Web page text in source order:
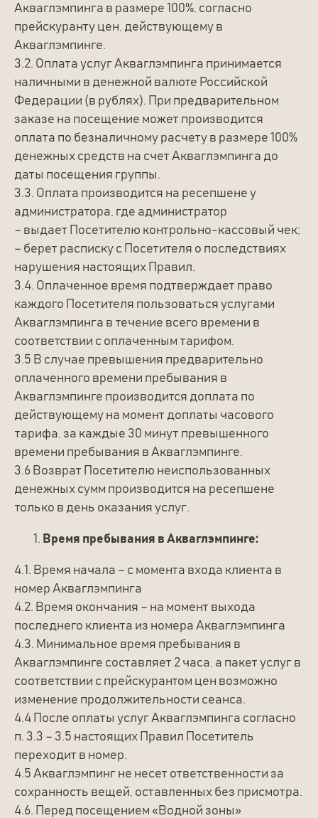
Акваглэмпинга в размере 100%, согласно
прейскуранту цен, действующему в
Акваглэмпинге.
3.2. Оплата услуг Акваглэмпинга принимается
наличными в денежной валюте Российской
Федерации (в рублях). При предварительном
заказе на посещение может производится
оплата по безналичному расчету в размере 100%
денежных средств на счет Акваглэмпинга до
даты посещения группы.
3.3. Оплата производится на ресепшене у
администратора, где администратор
– выдает Посетителю контрольно-кассовый чек;
– берет расписку с Посетителя о последствиях
нарушения настоящих Правил.
3.4. Оплаченное время подтверждает право
каждого Посетителя пользоваться услугами
Акваглэмпинга в течение всего времени в
соответствии с оплаченным тарифом.
3.5 В случае превышения предварительно
оплаченного времени пребывания в
Акваглэмпинге производится доплата по
действующему на момент доплаты часового
тарифа, за каждые 30 минут превышенного
времени пребывания в Акваглэмпинге.
3.6 Возврат Посетителю неиспользованных
денежных сумм производится на ресепшене
только в день оказания услуг.
Время пребывания в Акваглэмпинге:
4.1. Время начала – с момента входа клиента в
номер Акваглэмпинга
4.2. Время окончания – на момент выхода
последнего клиента из номера Акваглэмпинга
4.3. Минимальное время пребывания в
Акваглэмпинге составляет 2 часа, а пакет услуг в
соответствии с прейскурантом цен возможно
изменение продолжительности сеанса.
4.4 После оплаты услуг Акваглэмпинга согласно
п. 3.3 – 3.5 настоящих Правил Посетитель
переходит в номер.
4.5 Акваглэмпинг не несет ответственности за
сохранность вещей, оставленных без присмотра.
4.6. Перед посещением «Водной зоны»